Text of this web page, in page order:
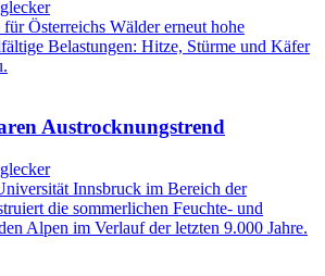
Österreichs Wälder erneut hohe
Belastungen: Hitze, Stürme und Käfer
Austrocknungstrend
Innsbruck im Bereich der
die sommerlichen Feuchte- und
Alpen im Verlauf der letzten 9.000 Jahre.